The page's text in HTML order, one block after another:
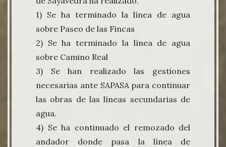
1) Se ha terminado la línea de agua
sobre Paseo de las Fincas
2) Se ha terminado la línea de agua
sobre Camino Real
3) Se han realizado las gestiones
necesarias ante SAPASA para continuar
las obras de las líneas secundarias de
agua.
4) Se ha continuado el remozado del
andador donde pasa la línea de